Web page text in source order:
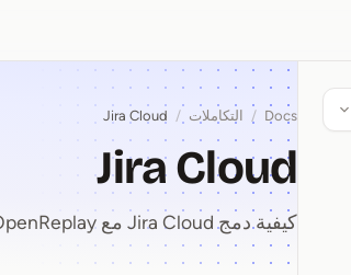
Docs
/ التكاملات /
Jira Cloud
Jira Cloud
كيفية دمج Jira Cloud مع OpenReplay.